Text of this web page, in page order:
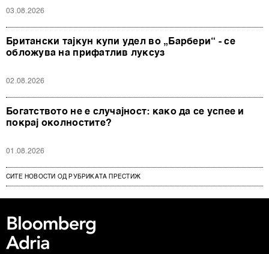
03.08.2026
Британски тајкун купи удел во „Барбери“ - се
обложува на прифатлив луксуз
02.08.2026
Богатството не е случајност: како да се успее и
покрај околностите?
01.08.2026
СИТЕ НОВОСТИ ОД РУБРИКАТА ПРЕСТИЖ